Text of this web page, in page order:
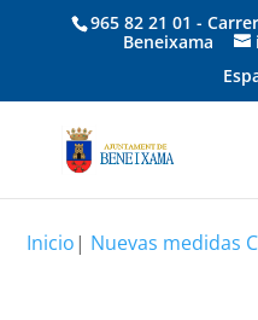
965 82 21 01 -
Beneixama
Inicio| Nuevas medidas